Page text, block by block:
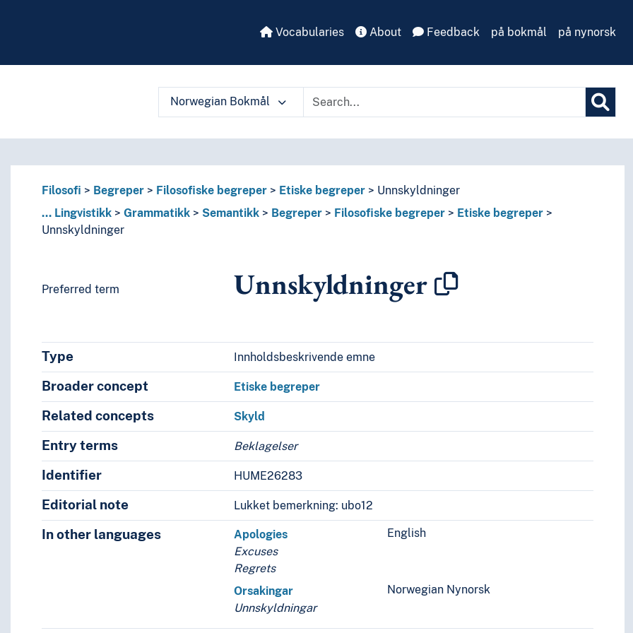
Vocabularies About Feedback på bokmål på nynorsk
Norwegian Bokmål
contents by a criterion
Filosofi Begreper Filosofiske begreper Etiske begreper
Unnskyldninger
... Lingvistikk Grammatikk Semantikk Begreper Filosofiske begreper
Etiske begreper
Unnskyldninger
Preferred term Unnskyldninger
Type Innholdsbeskrivende emne
Broader concept Etiske begreper
Related concepts Skyld
Entry terms Beklagelser
Identifier HUME26283
Editorial note Lukket bemerkning: ubo12
In other languages English
Apologies
Excuses
Regrets
Norwegian Nynorsk
Orsakingar
Unnskyldningar